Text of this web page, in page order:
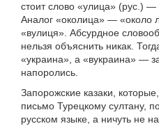
стоит слово «улица» (рус.)
Аналог «околица» — «около
«вулиця». Абсурдное
нельзя объяснить никак.
«украина», а «вукраина» —
напоролись.
Запорожские казаки,
письмо Турецкому султану,
русском языке, а ничуть не